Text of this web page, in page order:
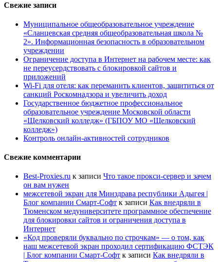
Свежие записи
Муниципальное общеобразовательное учреждение
«Сланцевская средняя общеобразовательная школа №
2». Информационная безопасность в образовательном
учреждении
Ограничение доступа в Интернет на рабочем месте: как
не переусердствовать с блокировкой сайтов и
приложений
Wi-Fi для отеля: как переманить клиентов, защититься от
санкций Роскомнадзора и увеличить доход
Государственное бюджетное профессиональное
образовательное учреждение Московской области
«Щелковский колледж» (ГБПОУ МО «Щелковский
колледж»)
Контроль онлайн-активностей сотрудников
Свежие комментарии
Best-Proxies.ru к записи Что такое прокси-сервер и зачем
он вам нужен
межсетевой экран для Минздрава республики Адыгея |
Блог компании Смарт-Софт к записи Как внедряли в
Тюменском медуниверситете программное обеспечение
для блокировки сайтов и ограничения доступа в
Интернет
«Код проверяли буквально по строчкам» — о том, как
наш межсетевой экран проходил сертификацию ФСТЭК
| Блог компании Смарт-Софт к записи Как внедряли в